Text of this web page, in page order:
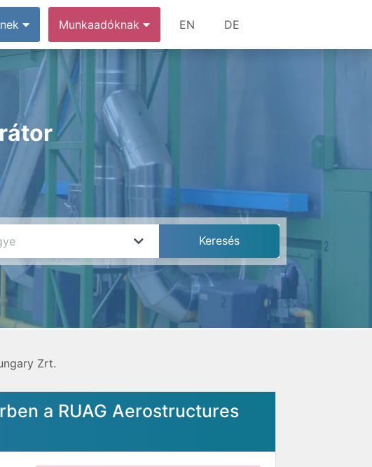
Munkaadóknak EN DE
Zrt.
a RUAG Aerostructures